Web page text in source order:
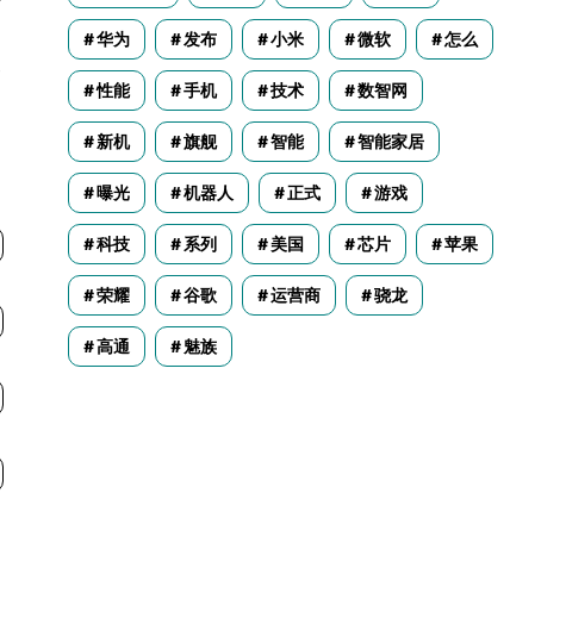
华为 发布 小米 微软 怎么
性能 手机 技术 数智网
新机 旗舰 智能 智能家居
曝光 机器人 正式 游戏
科技 系列 美国 芯片 苹果
荣耀 谷歌 运营商 骁龙
高通 魅族